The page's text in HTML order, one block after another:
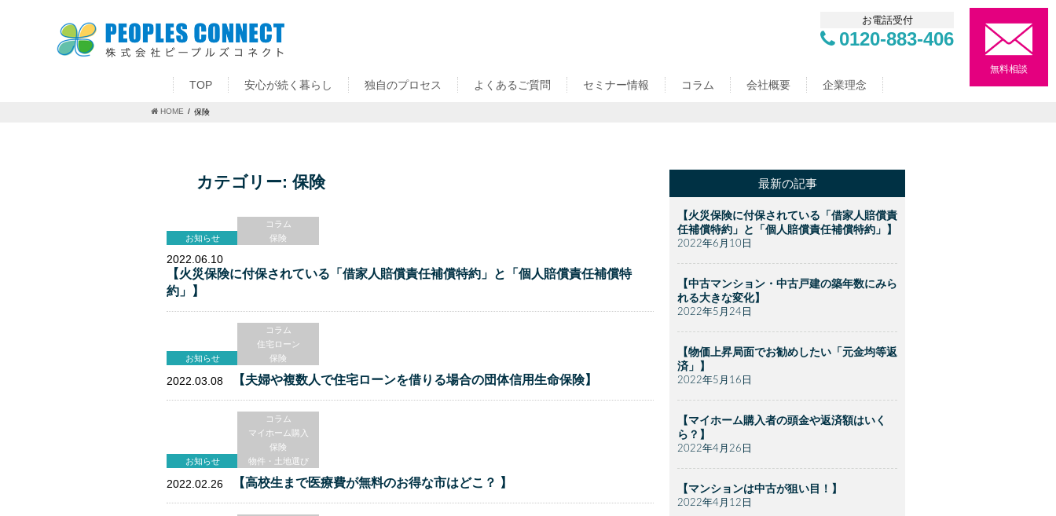
TOP 安心が続く暮らし 独自のプロセス よくあるご質問 セミナー情報 コラム 会社概要 企業理念
お電話受付
0120-883-406
無料相談
HOME 保険
カテゴリー:保険
お知らせ
コラム
保険
2022.06.10
【火災保険に付保されている「借家人賠償責任補償特約」と「個人賠償責任補償特
約」】
お知らせ
コラム
住宅ローン
保険
2022.03.08 【夫婦や複数人で住宅ローンを借りる場合の団体信用生命保険】
お知らせ
コラム
マイホーム購入
保険
物件・土地選び
2022.02.26 【高校生まで医療費が無料のお得な市はどこ？ 】
最新の記事
【火災保険に付保されている「借家人賠償責
任補償特約」と「個人賠償責任補償特約」】
2022年6月10日
【中古マンション・中古戸建の築年数にみら
れる大きな変化】
2022年5月24日
【物価上昇局面でお勧めしたい「元金均等返
済」】
2022年5月16日
【マイホーム購入者の頭金や返済額はいく
ら？】
2022年4月26日
【マンションは中古が狙い目！】
2022年4月12日